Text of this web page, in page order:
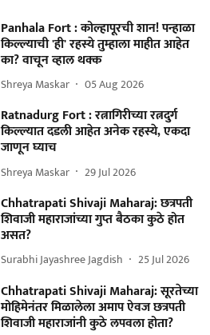
Panhala Fort : कोल्हापूरची शान! पन्हाळा
किल्ल्याची 'ही' रहस्ये तुम्हाला माहीत आहेत
का? वाचून व्हाल थक्क
Shreya Maskar 05 Aug 2026
Ratnadurg Fort : रत्नागिरीच्या रत्नदुर्ग
किल्ल्यात दडली आहेत अनेक रहस्ये, एकदा
जाणून घ्याच
Shreya Maskar 29 Jul 2026
Chhatrapati Shivaji Maharaj: छत्रपती
शिवाजी महाराजांच्या गुप्त बैठका कुठे होत
असत?
Surabhi Jayashree Jagdish 25 Jul 2026
Chhatrapati Shivaji Maharaj: सूरतेच्या
मोहिमेनंतर मिळालेला अमाप ऐवज छत्रपती
शिवाजी महाराजांनी कुठे लपवला होता?